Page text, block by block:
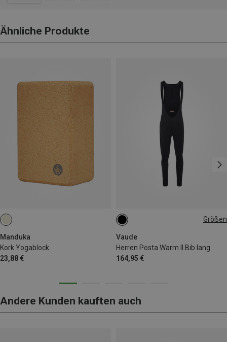
Ähnliche Produkte
Manduka
Kork Yogablock
23,88 €
Größen
Vaude
Herren Posta Warm II Bib lang
164,95 €
S
Andere Kunden kauften auch